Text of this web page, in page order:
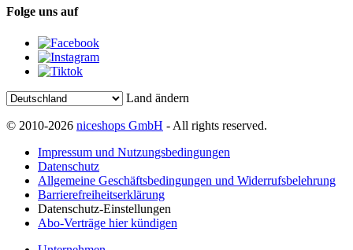
Folge uns auf
Land ändern
© 2010-2026 niceshops GmbH - All rights reserved.
Impressum und Nutzungsbedingungen
Datenschutz
Allgemeine Geschäftsbedingungen und Widerrufsbelehrung
Barrierefreiheitserklärung
Datenschutz-Einstellungen
Abo-Verträge hier kündigen